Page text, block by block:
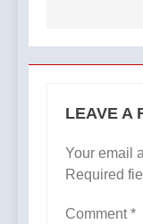
LEAVE A
Your email
Required
Comment*